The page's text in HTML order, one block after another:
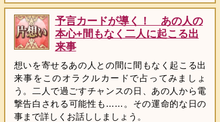
予言カードが導く！ あの人の
本心+間もなく二人に起こる出
来事
想いを寄せるあの人との間に間もなく起こる出
来事をこのオラクルカードで占ってみましょ
う。二人で過ごすチャンスの日、あの人から電
撃告白される可能性も……。その運命的な日の
事まで詳しくお話ししましょう。